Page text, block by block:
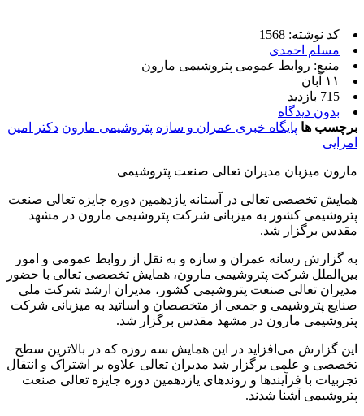
کد نوشته: 1568
مسلم احمدی
منبع: روابط عمومی پتروشیمی مارون
۱۱ آبان
715 بازدید
بدون دیدگاه
برچسب ها پایگاه خبری عمران و سازه پتروشیمی مارون دکتر امین
امرایی
مارون میزبان مدیران تعالی صنعت پتروشیمی
همایش تخصصی تعالی در آستانه یازدهمین دوره جایزه تعالی صنعت
پتروشیمی کشور به میزبانی شرکت پتروشیمی مارون در مشهد
مقدس برگزار شد.
به گزارش رسانه عمران و سازه و به نقل از روابط عمومی و امور
بین‌الملل شرکت پتروشیمی مارون، همایش تخصصی تعالی با حضور
مدیران تعالی صنعت پتروشیمی کشور، مدیران ارشد شرکت ملی
صنایع پتروشیمی و جمعی از متخصصان و اساتید به میزبانی شرکت
پتروشیمی مارون در مشهد مقدس برگزار شد.
این گزارش می‌افزاید در این همایش سه روزه که در بالاترین سطح
تخصصی و علمی برگزار شد مدیران تعالی علاوه بر اشتراک و انتقال
تجربیات با فرآیندها و روندهای یازدهمین دوره جایزه تعالی صنعت
پتروشیمی آشنا شدند.